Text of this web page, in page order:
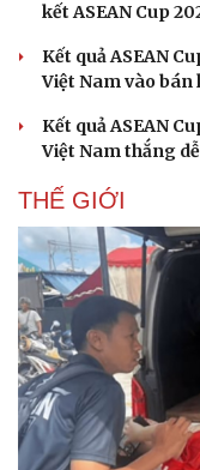
Du lịch
Tư vấn
Săn Tour
check-in
kết ASEAN Cup
Kết quả ASEAN
Việt Nam vào bán
Kết quả ASEAN
Việt Nam thắng
THẾ GIỚI